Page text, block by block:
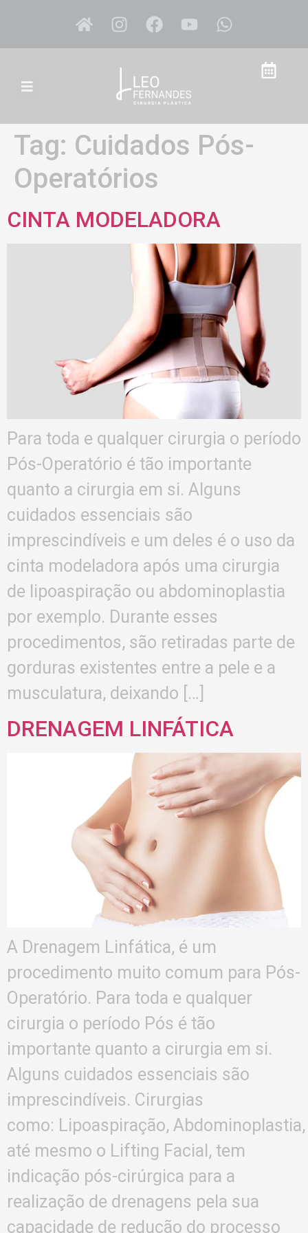
Tag: Cuidados Pós-
Operatórios
CINTA MODELADORA
Para toda e qualquer cirurgia o período
Pós-Operatório é tão importante
quanto a cirurgia em si. Alguns
cuidados essenciais são
imprescindíveis e um deles é o uso da
cinta modeladora após uma cirurgia
de lipoaspiração ou abdominoplastia
por exemplo. Durante esses
procedimentos, são retiradas parte de
gorduras existentes entre a pele e a
musculatura, deixando […]
DRENAGEM LINFÁTICA
A Drenagem Linfática, é um
procedimento muito comum para Pós-
Operatório. Para toda e qualquer
cirurgia o período Pós é tão
importante quanto a cirurgia em si.
Alguns cuidados essenciais são
imprescindíveis. Cirurgias
como: Lipoaspiração,
até mesmo o Lifting Facial, tem
indicação pós-cirúrgica para a
realização de drenagens pela sua
capacidade de redução do processo